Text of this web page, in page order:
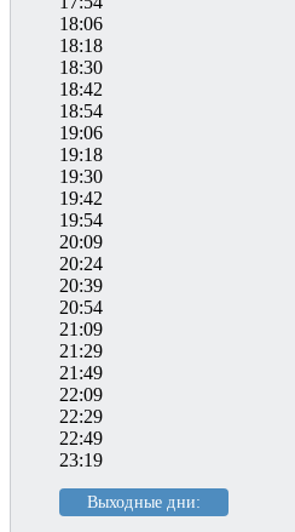
18:06
18:18
18:30
18:42
18:54
19:06
19:18
19:30
19:42
19:54
20:09
20:24
20:39
20:54
21:09
21:29
21:49
22:09
22:29
22:49
23:19
Выходные дни: